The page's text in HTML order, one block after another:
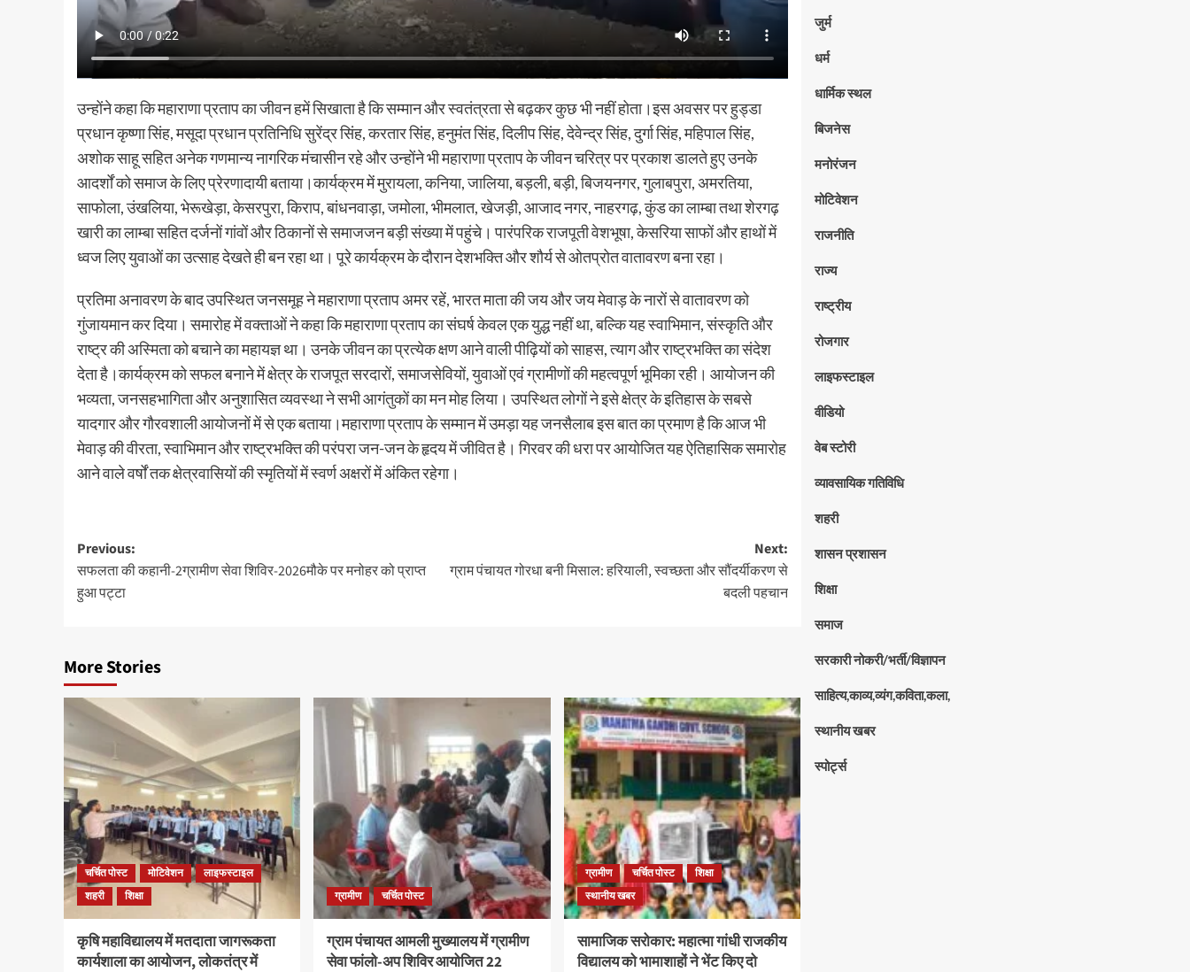
उन्होंने कहा कि महाराणा प्रताप का जीवन हमें सिखाता है कि सम्मान और स्वतंत्रता से बढ़कर कुछ भी नहीं होता।इस अवसर पर हुड्डा
प्रधान कृष्णा सिंह, मसूदा प्रधान प्रतिनिधि सुरेंद्र सिंह, करतार सिंह, हनुमंत सिंह, दिलीप सिंह, देवेन्द्र सिंह, दुर्गा सिंह, महिपाल सिंह,
अशोक साहू सहित अनेक गणमान्य नागरिक मंचासीन रहे और उन्होंने भी महाराणा प्रताप के जीवन चरित्र पर प्रकाश डालते हुए उनके
आदर्शों को समाज के लिए प्रेरणादायी बताया।कार्यक्रम में मुरायला, कनिया, जालिया, बड़ली, बड़ी, बिजयनगर, गुलाबपुरा, अमरतिया,
साफोला, उंखलिया, भेरूखेड़ा, केसरपुरा, किराप, बांधनवाड़ा, जमोला, भीमलात, खेजड़ी, आजाद नगर, नाहरगढ़, कुंड का लाम्बा तथा शेरगढ़
खारी का लाम्बा सहित दर्जनों गांवों और ठिकानों से समाजजन बड़ी संख्या में पहुंचे। पारंपरिक राजपूती वेशभूषा, केसरिया साफों और हाथों में
ध्वज लिए युवाओं का उत्साह देखते ही बन रहा था। पूरे कार्यक्रम के दौरान देशभक्ति और शौर्य से ओतप्रोत वातावरण बना रहा।
प्रतिमा अनावरण के बाद उपस्थित जनसमूह ने महाराणा प्रताप अमर रहें, भारत माता की जय और जय मेवाड़ के नारों से वातावरण को
गुंजायमान कर दिया। समारोह में वक्ताओं ने कहा कि महाराणा प्रताप का संघर्ष केवल एक युद्ध नहीं था, बल्कि यह स्वाभिमान, संस्कृति और
राष्ट्र की अस्मिता को बचाने का महायज्ञ था। उनके जीवन का प्रत्येक क्षण आने वाली पीढ़ियों को साहस, त्याग और राष्ट्रभक्ति का संदेश
देता है।कार्यक्रम को सफल बनाने में क्षेत्र के राजपूत सरदारों, समाजसेवियों, युवाओं एवं ग्रामीणों की महत्वपूर्ण भूमिका रही। आयोजन की
भव्यता, जनसहभागिता और अनुशासित व्यवस्था ने सभी आगंतुकों का मन मोह लिया। उपस्थित लोगों ने इसे क्षेत्र के इतिहास के सबसे
यादगार और गौरवशाली आयोजनों में से एक बताया।महाराणा प्रताप के सम्मान में उमड़ा यह जनसैलाब इस बात का प्रमाण है कि आज भी
मेवाड़ की वीरता, स्वाभिमान और राष्ट्रभक्ति की परंपरा जन-जन के हृदय में जीवित है। गिरवर की धरा पर आयोजित यह ऐतिहासिक समारोह
आने वाले वर्षों तक क्षेत्रवासियों की स्मृतियों में स्वर्ण अक्षरों में अंकित रहेगा।
Previous:
सफलता की कहानी-2ग्रामीण सेवा शिविर-2026मौके पर मनोहर को प्राप्त
हुआ पट्टा
Next:
ग्राम पंचायत गोरधा बनी मिसाल: हरियाली, स्वच्छता और सौंदर्यीकरण से
बदली पहचान
More Stories
चर्चित पोस्ट मोटिवेशन
लाइफस्टाइल
शहरी
शिक्षा
कृषि महाविद्यालय में मतदाता जागरूकता
कार्यशाला का आयोजन, लोकतंत्र में
ग्रामीण चर्चित पोस्ट
ग्राम पंचायत आमली मुख्यालय में ग्रामीण
सेवा फांलो-अप शिविर आयोजित 22
ग्रामीण चर्चित पोस्ट
शिक्षा
स्थानीय खबर
सामाजिक सरोकार: महात्मा गांधी राजकीय
विद्यालय को भामाशाहों ने भेंट किए दो
जुर्म
धर्म
धार्मिक स्थल
बिजनेस
मनोरंजन
मोटिवेशन
राजनीति
राज्य
राष्ट्रीय
रोजगार
लाइफस्टाइल
वीडियो
वेब स्टोरी
व्यावसायिक गतिविधि
शहरी
शासन प्रशासन
शिक्षा
समाज
सरकारी नोकरी/भर्ती/विज्ञापन
साहित्य,काव्य,व्यंग,कविता,कला,
स्थानीय खबर
स्पोर्ट्स